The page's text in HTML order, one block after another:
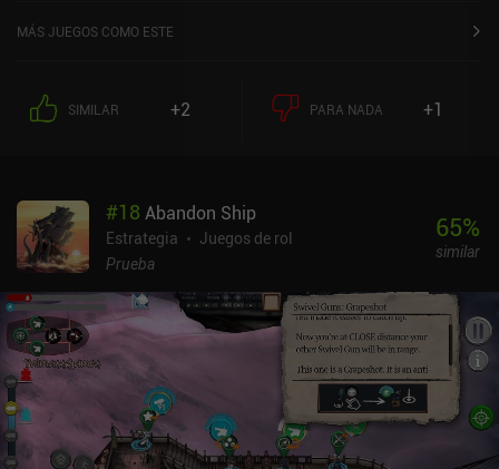
iOS.
MÁS JUEGOS COMO ESTE
SIMILAR +2 PARA NADA +1
#18 Abandon Ship
Estrategia
Juegos de rol
Prueba
65%
similar